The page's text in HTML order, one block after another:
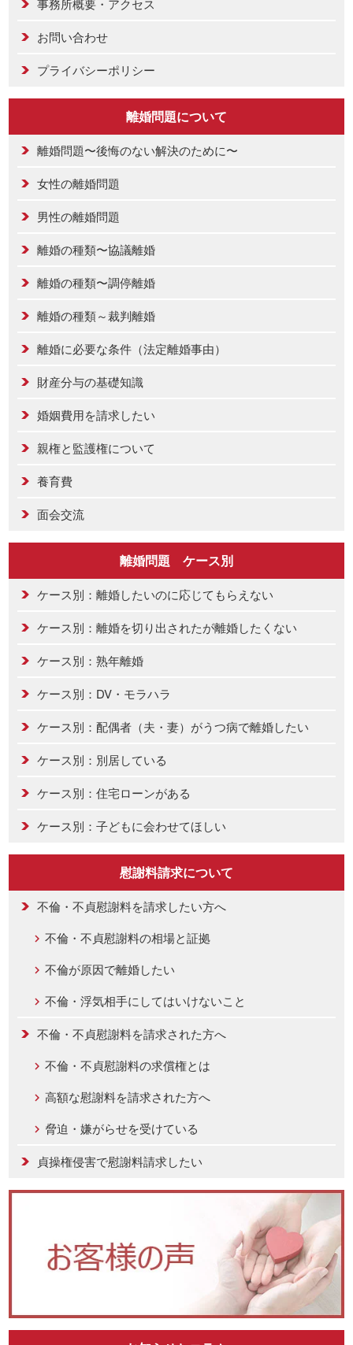
お問い合わせ
プライバシーポリシー
離婚問題について
離婚問題〜後悔のない解決のために〜
女性の離婚問題
男性の離婚問題
離婚の種類〜協議離婚
離婚の種類〜調停離婚
離婚の種類～裁判離婚
離婚に必要な条件（法定離婚事由）
財産分与の基礎知識
婚姻費用を請求したい
親権と監護権について
養育費
面会交流
離婚問題 ケース別
ケース別：離婚したいのに応じてもらえない
ケース別：離婚を切り出されたが離婚したくない
ケース別：熟年離婚
ケース別：DV・モラハラ
ケース別：配偶者（夫・妻）がうつ病で離婚したい
ケース別：別居している
ケース別：住宅ローンがある
ケース別：子どもに会わせてほしい
慰謝料請求について
不倫・不貞慰謝料を請求したい方へ
不倫・不貞慰謝料の相場と証拠
不倫が原因で離婚したい
不倫・浮気相手にしてはいけないこと
不倫・不貞慰謝料を請求された方へ
不倫・不貞慰謝料の求償権とは
高額な慰謝料を請求された方へ
脅迫・嫌がらせを受けている
貞操権侵害で慰謝料請求したい